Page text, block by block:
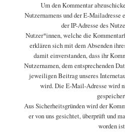
Um den Kommentar
Nutzernamens und der E-Mailadresse
der IP-Adresse des
Nutzer*innen, welche die
erklären sich mit dem Absenden
damit einverstanden, dass ihr
Nutzernamen, dem entsprechenden
jeweiligen Beitrag unseres
wird. Die E-Mail-Adresse wird
Aus Sicherheitsgründen wird der
er von uns gesichtet, überprüft und
worden